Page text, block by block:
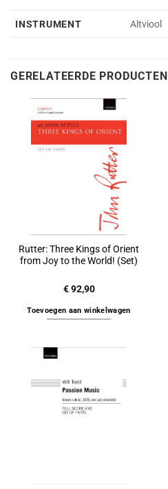
INSTRUMENT Altviool
GERELATEERDE PRODUCTEN
Rutter: Three Kings of Orient
from Joy to the World! (Set)
€92,90
Toevoegen aan winkelwagen